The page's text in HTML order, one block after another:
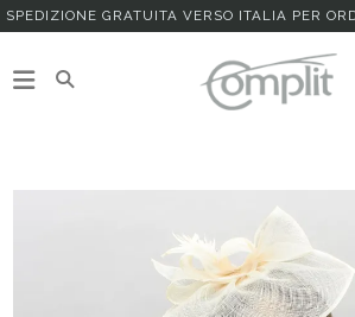
SPEDIZIONE GRATUITA VERSO ITALIA PER